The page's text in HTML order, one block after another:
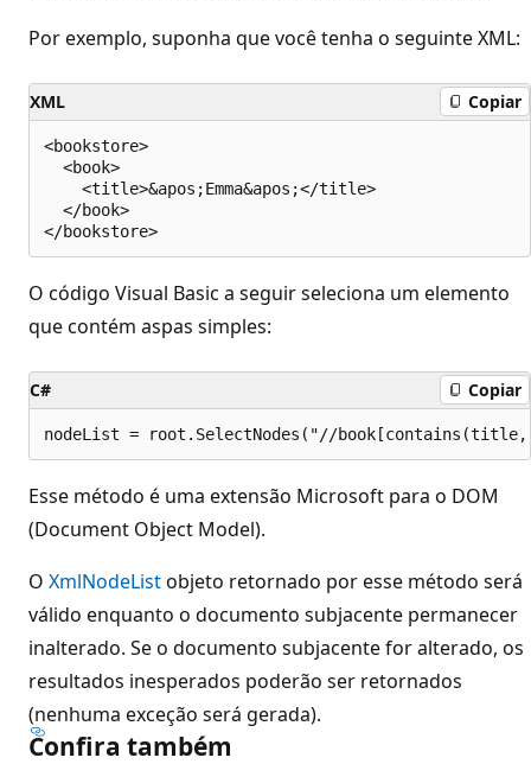
Por exemplo, suponha que você tenha o seguinte XML:
XML Copiar
<bookstore>
  <book>
    <title>&apos;Emma&apos;</title>
  </book>
O código Visual Basic a seguir seleciona um elemento
que contém aspas simples:
C# Copiar
Esse método é uma extensão Microsoft para o DOM
(Document Object Model).
O XmlNodeListobjeto retornado por esse método será
válido enquanto o documento subjacente permanecer
inalterado. Se o documento subjacente for alterado, os
resultados inesperados poderão ser retornados
(nenhuma exceção será gerada).
Confira também